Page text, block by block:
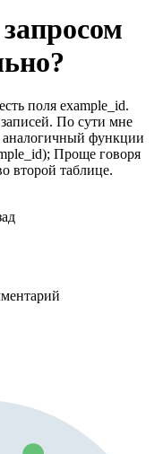
поля example_id.
По сути мне
функции
Проще говоря
второй таблице.